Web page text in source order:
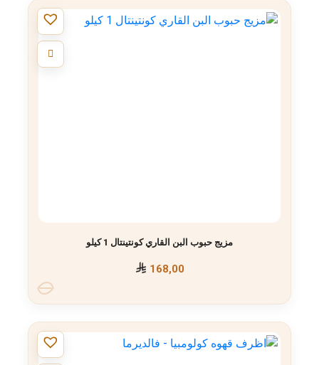
مزيج حبوب البن القاري كونتينتال 1 كيلو
168,00